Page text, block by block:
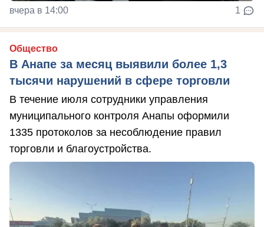
вчера в 14:00 1
Общество
В Анапе за месяц выявили более 1,3
тысячи нарушений в сфере торговли
В течение июля сотрудники управления
муниципального контроля Анапы оформили
1335 протоколов за несоблюдение правил
торговли и благоустройства.